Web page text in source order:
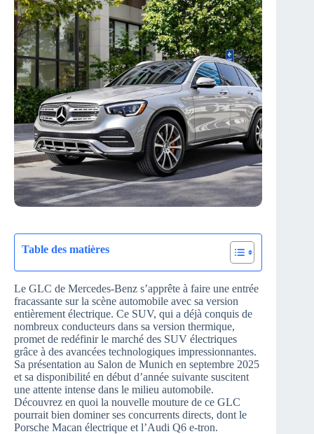
Table des matières
Le GLC de Mercedes-Benz s’apprête à faire une entrée
fracassante sur la scène automobile avec sa version
entièrement électrique. Ce SUV, qui a déjà conquis de
nombreux conducteurs dans sa version thermique,
promet de redéfinir le marché des SUV électriques
grâce à des avancées technologiques impressionnantes.
Sa présentation au Salon de Munich en septembre 2025
et sa disponibilité en début d’année suivante suscitent
une attente intense dans le milieu automobile.
Découvrez en quoi la nouvelle mouture de ce GLC
pourrait bien dominer ses concurrents directs, dont le
Porsche Macan électrique et l’Audi Q6 e-tron.